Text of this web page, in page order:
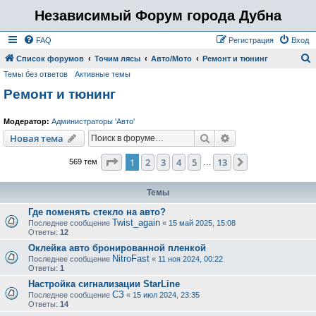
Независимый Форум города Дубна
FAQ Вход
Регистрация
Список форумов Точим лясы Авто/Мото Ремонт и тюнинг
Темы без ответов Активные темы
Ремонт и тюнинг
Модератор: Администраторы 'Авто'
Новая тема Поиск
569 тем Страница из 13
1 2 3 4 5 13
Темы
Где поменять стекло на авто?
Последнее сообщение Twist_again « 15 май 2025, 15:08
Ответы: 12
Оклейка авто бронированной пленкой
Последнее сообщение NitroFast « 11 ноя 2024, 00:22
Ответы: 1
Настройка сигнализации StarLine
Последнее сообщение СЗ « 15 июл 2024, 23:35
Ответы: 14